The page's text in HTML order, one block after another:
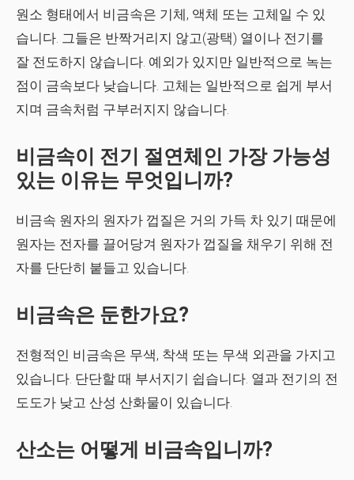
원소 형태에서 비금속은 기체, 액체 또는 고체일 수 있
습니다. 그들은 반짝거리지 않고(광택) 열이나 전기를
잘 전도하지 않습니다. 예외가 있지만 일반적으로 녹는
점이 금속보다 낮습니다. 고체는 일반적으로 쉽게 부서
지며 금속처럼 구부러지지 않습니다.
비금속이 전기 절연체인 가장 가능성
있는 이유는 무엇입니까?
비금속 원자의 원자가 껍질은 거의 가득 차 있기 때문에
원자는 전자를 끌어당겨 원자가 껍질을 채우기 위해 전
자를 단단히 붙들고 있습니다.
비금속은 둔한가요?
전형적인 비금속은 무색, 착색 또는 무색 외관을 가지고
있습니다. 단단할 때 부서지기 쉽습니다. 열과 전기의 전
도도가 낮고 산성 산화물이 있습니다.
산소는 어떻게 비금속입니까?